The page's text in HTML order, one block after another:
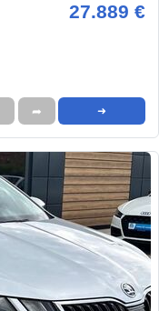
27.889 €
➦ ➜